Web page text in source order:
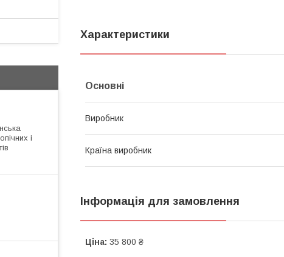
Характеристики
Основні
Виробник
Країна виробник
Інформація для замовлення
Ціна: 35 800 ₴
і